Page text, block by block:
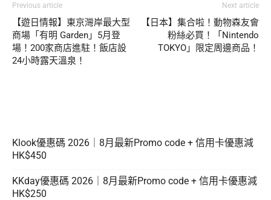
Previous article
【遊日情報】東京灣岸最大型
商場「有明 Garden」5月登
場！200家商店進駐！飯店設
24小時露天溫泉！
Next article
【日本】集合啦！動物森友會
粉絲必買！「Nintendo
TOKYO」限定周邊商品！
Klook優惠碼 2026｜8月最新Promo code + 信用卡優惠減
HK$450
KKday優惠碼 2026｜8月最新Promo code + 信用卡優惠減
HK$250